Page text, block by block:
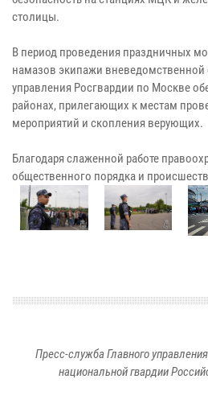
столицы.
В период проведения праздничных
намазов экипажи вневедомственной
управления Росгвардии по Москве
районах, прилегающих к местам
мероприятий и скопления верующих.
Благодаря слаженной работе
общественного порядка и
Пресс-служба Главного
национальной гвардии